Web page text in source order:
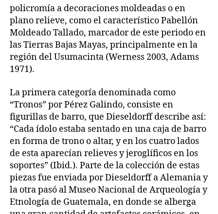
policromía a decoraciones moldeadas o en
plano relieve, como el característico Pabellón
Moldeado Tallado, marcador de este periodo en
las Tierras Bajas Mayas, principalmente en la
región del Usumacinta (Werness 2003, Adams
1971).
La primera categoría denominada como
“Tronos” por Pérez Galindo, consiste en
figurillas de barro, que Dieseldorff describe así:
“Cada ídolo estaba sentado en una caja de barro
en forma de trono o altar, y en los cuatro lados
de esta aparecían relieves y jeroglíficos en los
soportes” (Ibid.). Parte de la colección de estas
piezas fue enviada por Dieseldorff a Alemania y
la otra pasó al Museo Nacional de Arqueología y
Etnología de Guatemala, en donde se alberga